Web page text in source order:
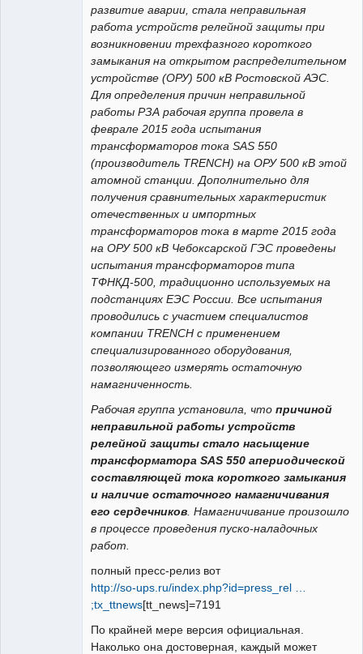
развитие аварии, стала неправильная
работа устройств релейной защиты при
возникновении трехфазного короткого
замыкания на открытом распределительном
устройстве (ОРУ) 500 кВ Ростовской АЭС.
Для определения причин неправильной
работы РЗА рабочая группа провела в
феврале 2015 года испытания
трансформаторов тока SAS 550
(производитель TRENCH) на ОРУ 500 кВ этой
атомной станции. Дополнительно для
получения сравнительных характеристик
отечественных и импортных
трансформаторов тока в марте 2015 года
на ОРУ 500 кВ Чебоксарской ГЭС проведены
испытания трансформаторов типа
ТФНКД-500, традиционно используемых на
подстанциях ЕЭС России. Все испытания
проводились с участием специалистов
компании TRENCH с применением
специализированного оборудования,
позволяющего измерять остаточную
намагниченность.
Рабочая группа установила, что причиной
неправильной работы устройств
релейной защиты стало насыщение
трансформатора SAS 550 апериодической
составляющей тока короткого замыкания
и наличие остаточного намагничивания
его сердечников . Намагничивание произошло
в процессе проведения пуско-наладочных
работ.
полный пресс-релиз вот
http://so-ups.ru/index.php?id=press_rel …
;tx_ttnews[tt_news]=7191
По крайней мере версия официальная.
Наколько она достоверная, каждый может